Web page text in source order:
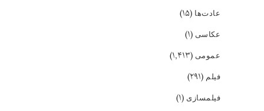
عادت‌ها (۱۵)
عکاسی (۱)
عمومی (۱,۴۱۳)
فیلم (۲۹۱)
فیلمسازی (۱)